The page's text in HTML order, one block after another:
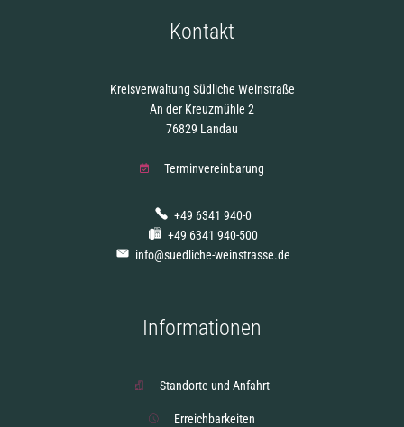
Kontakt
Kreisverwaltung Südliche Weinstraße
An der Kreuzmühle 2
76829 Landau
Terminvereinbarung
+49 6341 940-0
+49 6341 940-500
info@suedliche-weinstrasse.de
Informationen
Standorte und Anfahrt
Erreichbarkeiten